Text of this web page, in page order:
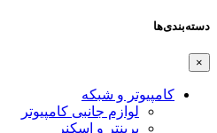
دسته‌بندی‌ها
×
کامپیوتر و شبکه
لوازم جانبی کامپیوتر
پرینتر و اسکنر